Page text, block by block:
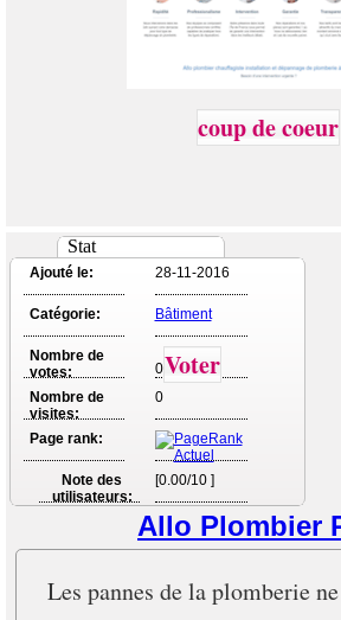
coup de coeur
Stat
Ajouté le: 28-11-2016
Catégorie: Bâtiment
Nombre de
votes:
0Voter
Nombre de
visites:
0
Page rank:
Note des
utilisateurs:
[0.00/10 ]
Allo Plombier
Les pannes de la plomberie